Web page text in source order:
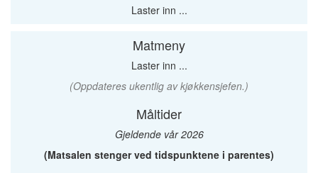
Laster inn ...
Matmeny
Laster inn ...
(Oppdateres ukentlig av kjøkkensjefen.)
Måltider
Gjeldende vår 2026
(Matsalen stenger ved tidspunktene i parentes)